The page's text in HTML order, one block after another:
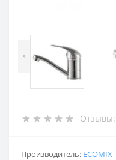
<
Отзывы:
Производитель: ECOMIX